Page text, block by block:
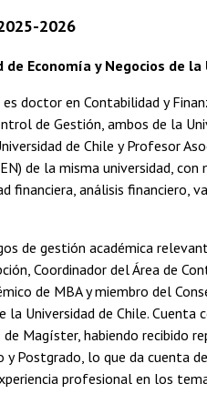
2026
Economía y Negocios de la
doctor en Contabilidad y
de Gestión, ambos de la
de Chile y Profesor
de la misma universidad,
financiera, análisis financiero,
de gestión académica
Coordinador del Área de
de MBA y miembro del
la Universidad de Chile.
de Magíster, habiendo recibido
Postgrado, lo que da cuenta
profesional en los